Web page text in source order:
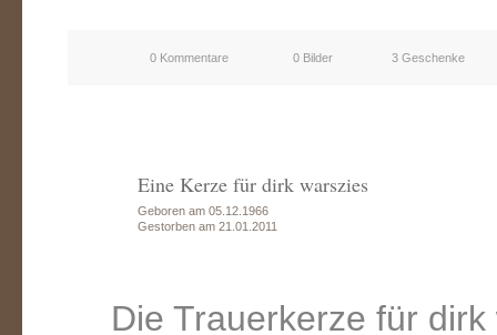
0 Kommentare 0 Bilder 3 Geschenke
Eine Kerze für dirk warszies
Geboren am 05.12.1966
Gestorben am 21.01.2011
Die Trauerkerze für